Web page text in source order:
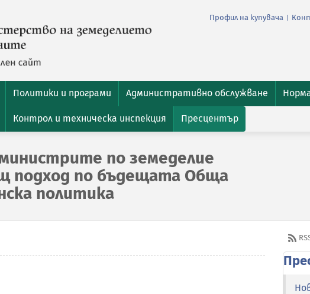
Профил на купувача
Политики и програми Административно обслужване
Контрол и техническа инспекция Пресцентър
по земеделие
подход по бъдещата Обща
политика